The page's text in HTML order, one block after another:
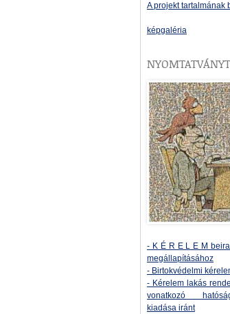
A projekt tartalmának
képgaléria
- K É R E L E M
megállapításához
- Birtokvédelmi
- Kérelem lakás
vonatkozó
kiadása iránt